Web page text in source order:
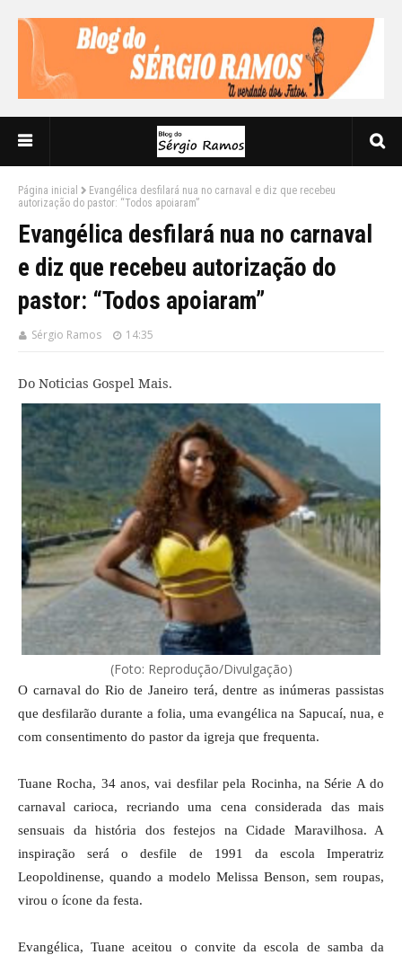
Página inicial
Evangélica desfilará nua no carnaval e diz que recebeu
autorização do pastor: “Todos apoiaram”
Evangélica desfilará nua no carnaval
e diz que recebeu autorização do
pastor: “Todos apoiaram”
Sérgio Ramos 14:35
Do Noticias Gospel Mais.
(Foto: Reprodução/Divulgação)
O carnaval do Rio de Janeiro terá, dentre as inúmeras passistas
que desfilarão durante a folia, uma evangélica na Sapucaí, nua, e
com consentimento do pastor da igreja que frequenta.
Tuane Rocha, 34 anos, vai desfilar pela Rocinha, na Série A do
carnaval carioca, recriando uma cena considerada das mais
sensuais da história dos festejos na Cidade Maravilhosa. A
inspiração será o desfile de 1991 da escola Imperatriz
Leopoldinense, quando a modelo Melissa Benson, sem roupas,
virou o ícone da festa.
Evangélica, Tuane aceitou o convite da escola de samba da